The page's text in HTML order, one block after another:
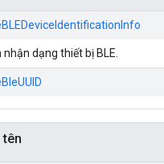
dạng thiết bị BLE.
tên